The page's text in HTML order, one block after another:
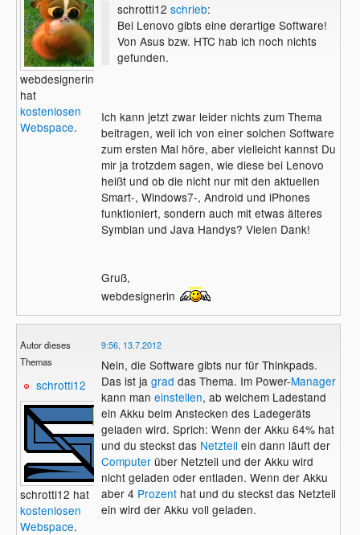
webdesignerin
hat
kostenlosen
Webspace.
schrotti12 schrieb:
Bei Lenovo gibts eine derartige Software!
Von Asus bzw. HTC hab ich noch nichts
gefunden.
Ich kann jetzt zwar leider nichts zum Thema
beitragen, weil ich von einer solchen Software
zum ersten Mal höre, aber vielleicht kannst Du
mir ja trotzdem sagen, wie diese bei Lenovo
heißt und ob die nicht nur mit den aktuellen
Smart-, Windows7-, Android und iPhones
funktioniert, sondern auch mit etwas älteres
Symbian und Java Handys? Vielen Dank!
Gruß,
webdesignerin
Autor dieses
Themas
schrotti12
schrotti12 hat
kostenlosen
Webspace.
9:56, 13.7.2012
Nein, die Software gibts nur für Thinkpads.
Das ist ja grad das Thema. Im Power-Manager
kann man einstellen, ab welchem Ladestand
ein Akku beim Anstecken des Ladegeräts
geladen wird. Sprich: Wenn der Akku 64% hat
und du steckst das Netzteil ein dann läuft der
Computerüber Netzteil und der Akku wird
nicht geladen oder entladen. Wenn der Akku
aber 4 Prozenthat und du steckst das Netzteil
ein wird der Akku voll geladen.